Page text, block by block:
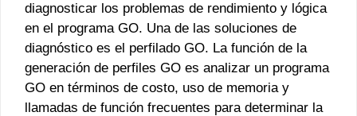
diagnosticar los problemas de rendimiento y lógica
en el programa GO. Una de las soluciones de
diagnóstico es el perfilado GO. La función de la
generación de perfiles GO es analizar un programa
GO en términos de costo, uso de memoria y
llamadas de función frecuentes para determinar la